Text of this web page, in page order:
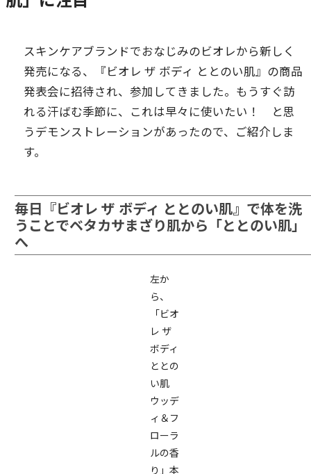
スキンケアブランドでおなじみのビオレから新しく
発売になる、『ビオレ ザ ボディ ととのい肌』の商品
発表会に招待され、参加してきました。もうすぐ訪
れる汗ばむ季節に、これは早々に使いたい！ と思
うデモンストレーションがあったので、ご紹介しま
す。
毎日『ビオレ ザ ボディ ととのい肌』で体を洗
うことでベタカサまざり肌から「ととのい肌」
へ
左か
ら、
「ビオ
レ ザ
ボディ
ととの
い肌
ウッデ
ィ＆フ
ローラ
ルの香
り」本